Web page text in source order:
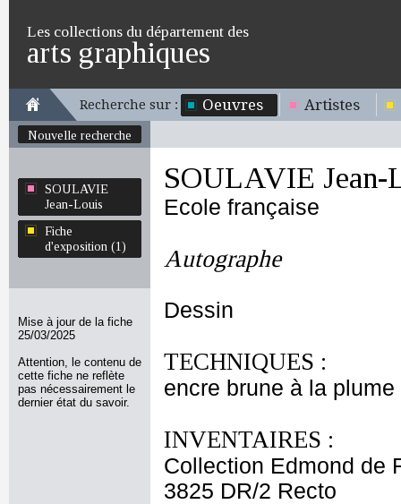
Les collections du département des
arts graphiques
Recherche sur : Oeuvres Artistes
Nouvelle recherche
SOULAVIE
Jean-Louis
Fiche
d'exposition (1)
Mise à jour de la fiche
25/03/2025
Attention, le contenu de
cette fiche ne reflète
pas nécessairement le
dernier état du savoir.
SOULAVIE Jean-
Ecole française
Autographe
Dessin
TECHNIQUES :
encre brune à la plume
INVENTAIRES :
Collection Edmond de
3825 DR/2 Recto